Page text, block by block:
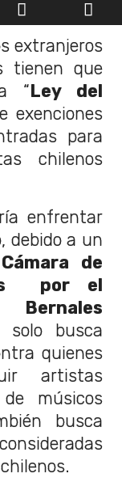
extranjeros
tienen que
“Ley del
exenciones
para
chilenos
enfrentar
debido a un
Cámara de
por el
solo busca
quienes
artistas
músicos
busca